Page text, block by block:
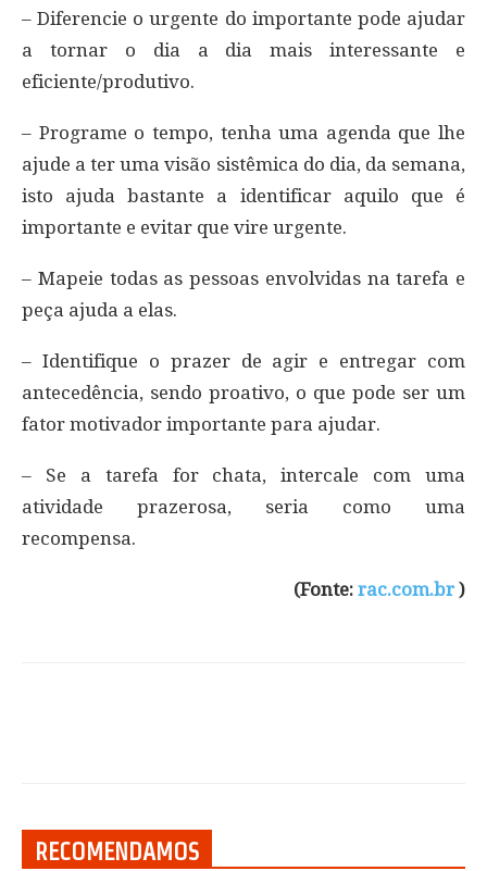
– Diferencie o urgente do importante pode ajudar
a tornar o dia a dia mais interessante e
eficiente/produtivo.
– Programe o tempo, tenha uma agenda que lhe
ajude a ter uma visão sistêmica do dia, da semana,
isto ajuda bastante a identificar aquilo que é
importante e evitar que vire urgente.
– Mapeie todas as pessoas envolvidas na tarefa e
peça ajuda a elas.
– Identifique o prazer de agir e entregar com
antecedência, sendo proativo, o que pode ser um
fator motivador importante para ajudar.
– Se a tarefa for chata, intercale com uma
atividade prazerosa, seria como uma
recompensa.
(Fonte: rac.com.br )
RECOMENDAMOS